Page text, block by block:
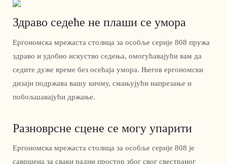
Здраво седеће не плаши се умора
Ергономска мрежаста столица за особље серије 808 пружа
здраво и удобно искуство седења, омогућавајући вам да
седите дуже време без осећаја умора. Његов ергономски
дизајн подржава вашу кичму, смањујући напрезање и
побољшавајући држање.
Разноврсне сцене се могу упарити
Ергономска мрежаста столица за особље серије 808 је
савршена за сваки радни простор због свог свестраног